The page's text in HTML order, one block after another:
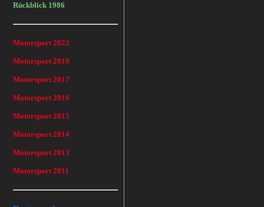
Rückblick 1986
Motorsport 2022
Motorsport 2019
Motorsport 2017
Motorsport 2016
Motorsport 2015
Motorsport 2014
Motorsport 2013
Motorsport 2011